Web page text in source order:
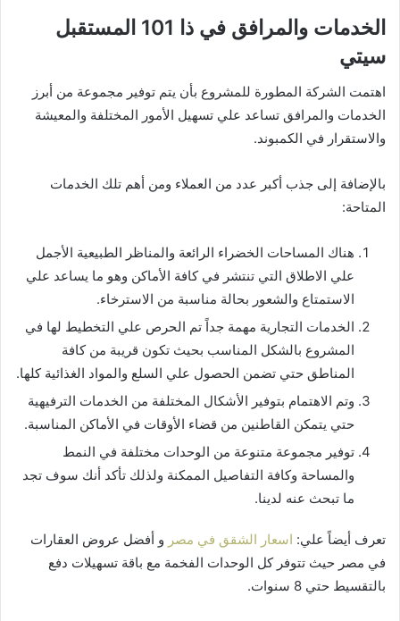
الخدمات والمرافق في ذا 101 المستقبل
سيتي
اهتمت الشركة المطورة للمشروع بأن يتم توفير مجموعة من أبرز
الخدمات والمرافق تساعد علي تسهيل الأمور المختلفة والمعيشة
والاستقرار في الكمبوند.
بالإضافة إلى جذب أكبر عدد من العملاء ومن أهم تلك الخدمات
المتاحة:
هناك المساحات الخضراء الرائعة والمناظر الطبيعية الأجمل
علي الاطلاق التي تنتشر في كافة الأماكن وهو ما يساعد علي
الاستمتاع والشعور بحالة مناسبة من الاسترخاء.
الخدمات التجارية مهمة جداً تم الحرص علي التخطيط لها في
المشروع بالشكل المناسب بحيث تكون قريبة من كافة
المناطق حتي تضمن الحصول علي السلع والمواد الغذائية كلها.
وتم الاهتمام بتوفير الأشكال المختلفة من الخدمات الترفيهية
حتي يتمكن القاطنين من قضاء الأوقات في الأماكن المناسبة.
توفير مجموعة متنوعة من الوحدات مختلفة في النمط
والمساحة وكافة التفاصيل الممكنة ولذلك تأكد أنك سوف تجد
ما تبحث عنه لدينا.
تعرف أيضاً علي: اسعار الشقق في مصر و أفضل عروض العقارات
في مصر حيث تتوفر كل الوحدات الفخمة مع باقة تسهيلات دفع
بالتقسيط حتي 8 سنوات.